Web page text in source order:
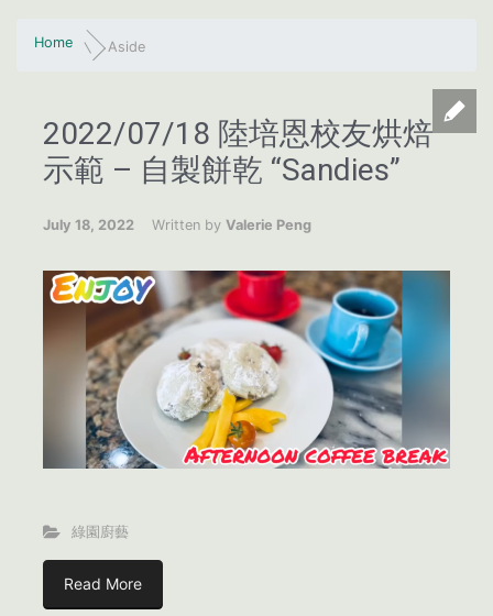
Home Aside
2022/07/18 陸培恩校友烘焙
示範 – 自製餅乾 “Sandies”
July 18, 2022 Written by Valerie Peng
綠園廚藝
Read More